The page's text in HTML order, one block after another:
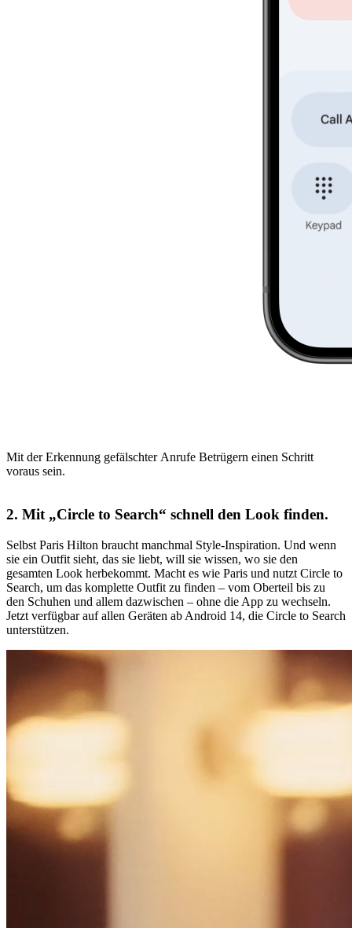
Mit der Erkennung gefälschter Anrufe Betrügern einen Schritt
voraus sein.
2. Mit „Circle to Search“ schnell den Look finden.
Selbst Paris Hilton braucht manchmal Style-Inspiration. Und wenn
sie ein Outfit sieht, das sie liebt, will sie wissen, wo sie den
gesamten Look herbekommt. Macht es wie Paris und nutzt Circle to
Search, um das komplette Outfit zu finden – vom Oberteil bis zu
den Schuhen und allem dazwischen – ohne die App zu wechseln.
Jetzt verfügbar auf allen Geräten ab Android 14, die Circle to Search
unterstützen.